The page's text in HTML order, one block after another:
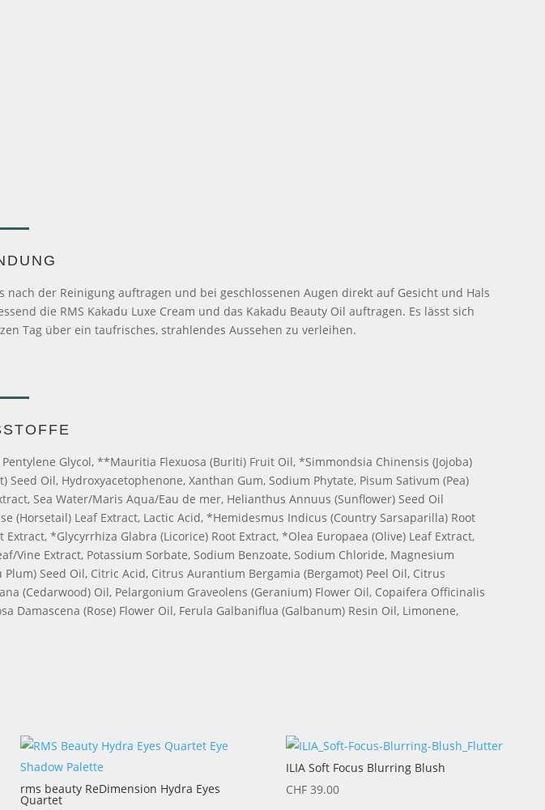
der Reinigung auftragen und bei geschlossenen Augen direkt auf Gesicht und Hals
die RMS Kakadu Luxe Cream und das Kakadu Beauty Oil auftragen. Es lässt sich
Tag über ein taufrisches, strahlendes Aussehen zu verleihen.
Glycol, **Mauritia Flexuosa (Buriti) Fruit Oil, *Simmondsia Chinensis (Jojoba)
Oil, Hydroxyacetophenone, Xanthan Gum, Sodium Phytate, Pisum Sativum (Pea)
Sea Water/Maris Aqua/Eau de mer, Helianthus Annuus (Sunflower) Seed Oil
(Horsetail) Leaf Extract, Lactic Acid, *Hemidesmus Indicus (Country Sarsaparilla) Root
*Glycyrrhiza Glabra (Licorice) Root Extract, *Olea Europaea (Olive) Leaf Extract,
Vine Extract, Potassium Sorbate, Sodium Benzoate, Sodium Chloride, Magnesium
Seed Oil, Citric Acid, Citrus Aurantium Bergamia (Bergamot) Peel Oil, Citrus
(Cedarwood) Oil, Pelargonium Graveolens (Geranium) Flower Oil, Copaifera Officinalis
Damascena (Rose) Flower Oil, Ferula Galbaniflua (Galbanum) Resin Oil, Limonene,
rms beauty ReDimension Hydra Eyes
Quartet
ILIA Soft Focus Blurring Blush
CHF39.00